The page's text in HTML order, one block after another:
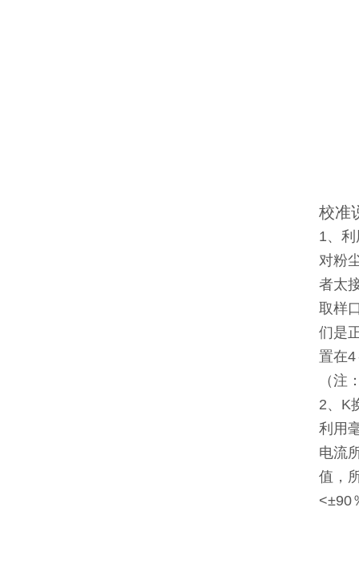
校准
1、
对粉
者太
取样
们是
置在
（注
2、K
利用
电流
值，
<±90